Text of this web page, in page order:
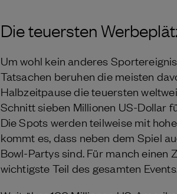
Die teuersten
Um wohl kein anderes
Tatsachen beruhen die meisten
Halbzeitpause die teuersten
Schnitt sieben Millionen US-Dollar
Die Spots werden teilweise mit
kommt es, dass neben dem Spiel
Bowl-Partys sind. Für manch
wichtigste Teil des gesamten